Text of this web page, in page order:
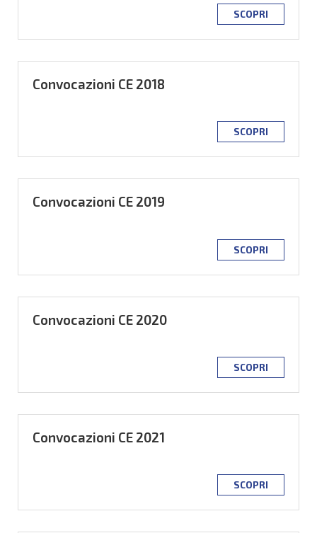
SCOPRI
Convocazioni CE 2018
SCOPRI
Convocazioni CE 2019
SCOPRI
Convocazioni CE 2020
SCOPRI
Convocazioni CE 2021
SCOPRI